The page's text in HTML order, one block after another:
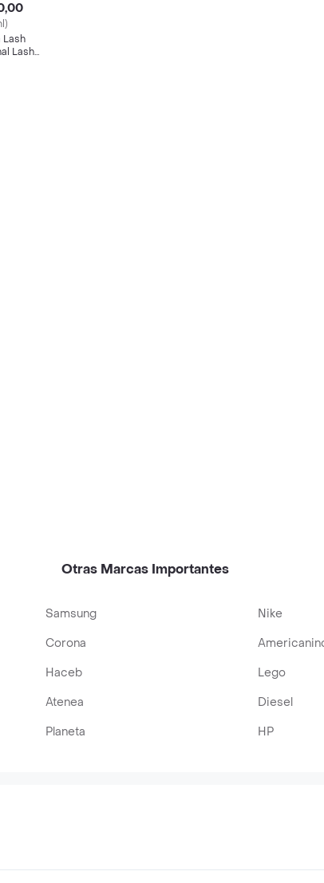
Lash
Lash
Otras Marcas Importantes
Samsung Nike
Corona
Haceb Lego
Atenea Diesel
Planeta HP